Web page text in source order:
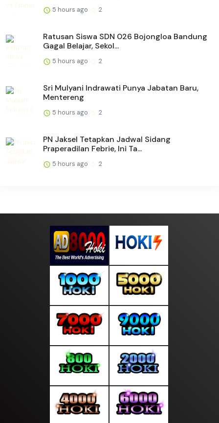
5 hours ago 2
Ratusan Siswa SDN 026 Bojongloa Bandung
Gagal Belajar, Sekol...
5 hours ago 2
Sri Mulyani Indrawati Punya Jabatan Baru,
Mentereng
5 hours ago 2
PN Jaksel Tetapkan Jadwal Sidang
Praperadilan Febrie, Ini Ta...
5 hours ago 2